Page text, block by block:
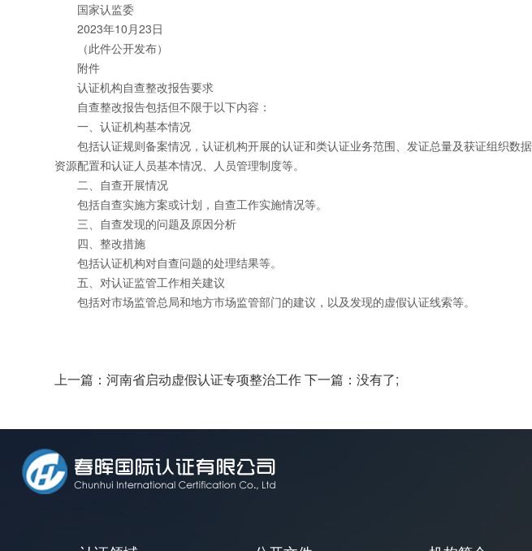
国家认监委
2023年10月23日
（此件公开发布）
附件
认证机构自查整改报告要求
自查整改报告包括但不限于以下内容：
一、认证机构基本情况
包括认证规则备案情况，认证机构开展的认证和类认证业务范围、发证总量及获证组织数
资源配置和认证人员基本情况、人员管理制度等。
二、自查开展情况
包括自查实施方案或计划，自查工作实施情况等。
三、自查发现的问题及原因分析
四、整改措施
包括认证机构对自查问题的处理结果等。
五、对认证监管工作相关建议
包括对市场监管总局和地方市场监管部门的建议，以及发现的虚假认证线索等。
上一篇： 河南省启动虚假认证专项整治工作下一篇：没有了;